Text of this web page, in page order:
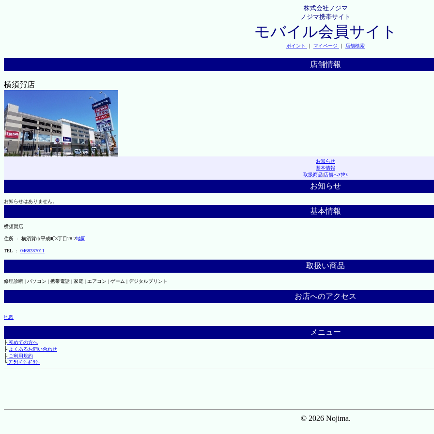
株式会社ノジマ
ノジマ携帯サイト
モバイル会員サイト
ポイント ｜ マイページ ｜ 店舗検索
店舗情報
横須賀店
お知らせ
基本情報
取扱商品|店舗へｱｸｾｽ
お知らせ
お知らせはありません。
基本情報
横須賀店
住所 ： 横須賀市平成町3丁目28-2地図
TEL ： 0468287011
取扱い商品
修理診断 | パソコン | 携帯電話 | 家電 | エアコン | ゲーム | デジタルプリント
お店へのアクセス
地図
メニュー
├初めての方へ
├ よくあるお問い合わせ
├ご利用規約
└ﾌﾟﾗｲﾊﾞｼｰﾎﾟﾘｼｰ
© 2026 Nojima.